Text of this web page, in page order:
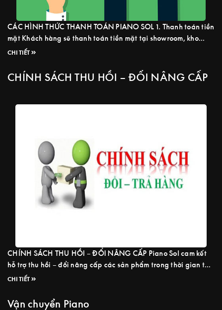
CÁC HÌNH THỨC THANH TOÁN PIANO SOL 1. Thanh toán tiền
mặt Khách hàng sẽ thanh toán tiền mặt tại showroom, kho
hoặc tại nhà khi nhận hàng (đặt cọc trước tối thiểu 10%). 2.
Piano Sol tài khoản Ngân Hàng Quân Đội MB ...Read more
CHI TIẾT
CHÍNH SÁCH THU HỒI – ĐỔI NÂNG CẤP
CHÍNH SÁCH THU HỒI – ĐỔI NÂNG CẤP Piano Sol cam kết
hỗ trợ thu hồi – đổi nâng cấp các sản phẩm trong thời gian tối
đa 3 năm và được mua từ hệ thống cửa hàng Piano Sol, với
ĐỔI NÂNG CẤP ...
CHI TIẾT
Vận chuyển Piano